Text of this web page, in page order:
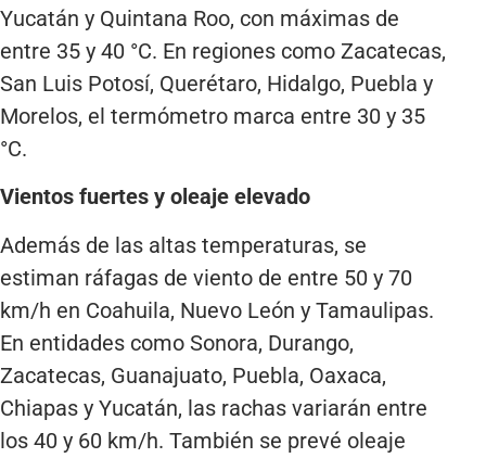
Yucatán y Quintana Roo, con máximas de
entre 35 y 40 °C. En regiones como Zacatecas,
San Luis Potosí, Querétaro, Hidalgo, Puebla y
Morelos, el termómetro marca entre 30 y 35
°C.
Vientos fuertes y oleaje elevado
Además de las altas temperaturas, se
estiman ráfagas de viento de entre 50 y 70
km/h en Coahuila, Nuevo León y Tamaulipas.
En entidades como Sonora, Durango,
Zacatecas, Guanajuato, Puebla, Oaxaca,
Chiapas y Yucatán, las rachas variarán entre
los 40 y 60 km/h. También se prevé oleaje